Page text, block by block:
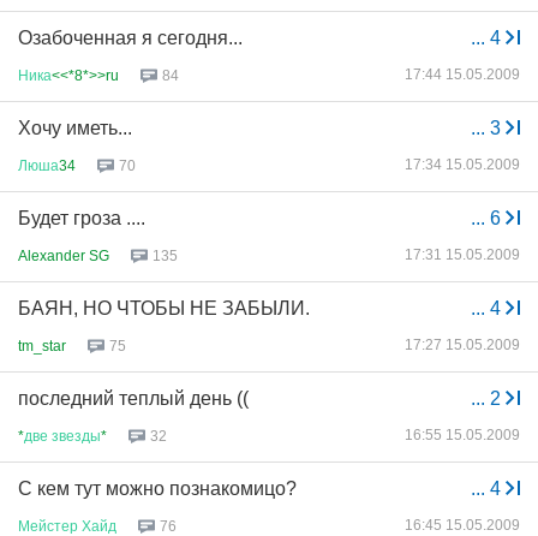
... 4
Озабоченная я сегодня...
Ника<<*8*>>ru 84 17:44 15.05.2009
... 3
Хочу иметь...
Люша34 70 17:34 15.05.2009
... 6
Будет гроза ....
Alexander SG 135 17:31 15.05.2009
... 4
БАЯН, НО ЧТОБЫ НЕ ЗАБЫЛИ.
tm_star 75 17:27 15.05.2009
... 2
последний теплый день ((
*две звезды* 32 16:55 15.05.2009
... 4
С кем тут можно познакомицо?
Мейстер Хайд 76 16:45 15.05.2009